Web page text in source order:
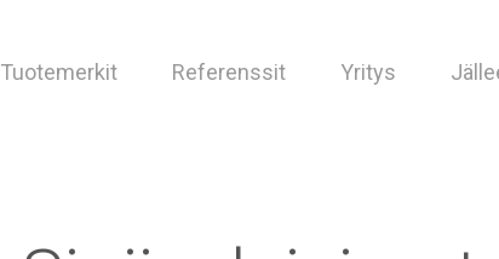
Tuotemerkit Referenssit Yritys